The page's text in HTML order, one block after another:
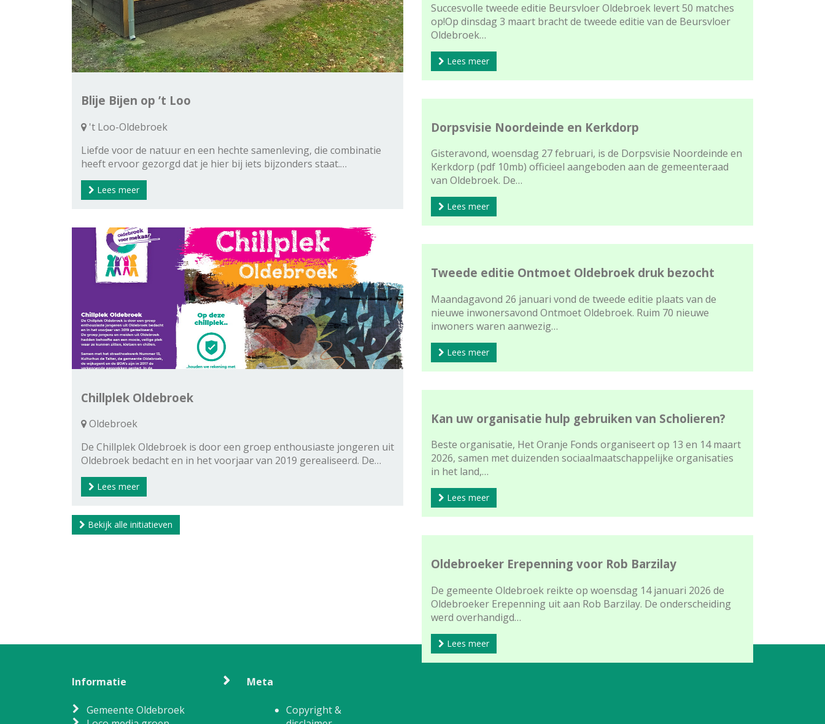
Blije Bijen op ’t Loo
't Loo-Oldebroek
Liefde voor de natuur en een hechte samenleving, die combinatie
heeft ervoor gezorgd dat je hier bij iets bijzonders staat.…
Lees meer
Chillplek Oldebroek
Oldebroek
De Chillplek Oldebroek is door een groep enthousiaste jongeren uit
Oldebroek bedacht en in het voorjaar van 2019 gerealiseerd. De…
Lees meer
Bekijk alle initiatieven
Succesvolle tweede editie Beursvloer Oldebroek levert 50 matches
op!Op dinsdag 3 maart bracht de tweede editie van de Beursvloer
Oldebroek…
Lees meer
Dorpsvisie Noordeinde en Kerkdorp
Gisteravond, woensdag 27 februari, is de Dorpsvisie Noordeinde en
Kerkdorp (pdf 10mb) officieel aangeboden aan de gemeenteraad
van Oldebroek. De…
Lees meer
Tweede editie Ontmoet Oldebroek druk bezocht
Maandagavond 26 januari vond de tweede editie plaats van de
nieuwe inwonersavond Ontmoet Oldebroek. Ruim 70 nieuwe
inwoners waren aanwezig…
Lees meer
Kan uw organisatie hulp gebruiken van Scholieren?
Beste organisatie, Het Oranje Fonds organiseert op 13 en 14 maart
2026, samen met duizenden sociaalmaatschappelijke organisaties
in het land,…
Lees meer
Oldebroeker Erepenning voor Rob Barzilay
De gemeente Oldebroek reikte op woensdag 14 januari 2026 de
Oldebroeker Erepenning uit aan Rob Barzilay. De onderscheiding
werd overhandigd…
Lees meer
Informatie
Gemeente Oldebroek
Meta
Copyright &